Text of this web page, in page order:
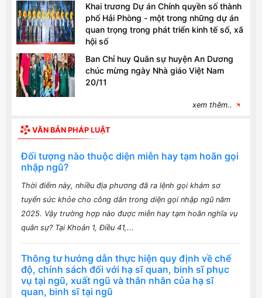
Khai trương Dự án Chính quyền số thành
phố Hải Phòng - một trong những dự án
quan trọng trong phát triển kinh tế số, xã
hội số
Ban Chỉ huy Quân sự huyện An Dương
chúc mừng ngày Nhà giáo Việt Nam
20/11
xem thêm..
VĂN BẢN PHÁP LUẬT
Đối tượng nào thuộc diện miễn hay tạm hoãn gọi
nhập ngũ?
Thời điểm này, nhiều địa phương đã ra lệnh gọi khám sơ
tuyển sức khỏe cho công dân trong diện gọi nhập ngũ năm
2025. Vậy trường hợp nào được miễn hay tạm hoãn nghĩa vụ
quân sự? Tại Khoản 1, Điều 41,...
Thông tư hướng dẫn thực hiện quy định về chế
độ, chính sách đối với hạ sĩ quan, binh sĩ phục
vụ tại ngũ, xuất ngũ và thân nhân của hạ sĩ
quan, binh sĩ tại ngũ